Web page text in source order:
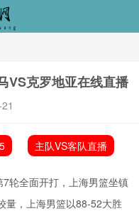
VS克罗地亚在线直播
主队VS客队直播
轮全面开打，上海男篮坐镇
量，上海男篮以88-52大胜